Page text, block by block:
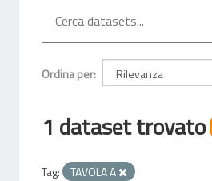
Ordina per
1 dataset trovato
Tag:
TAVOLA A